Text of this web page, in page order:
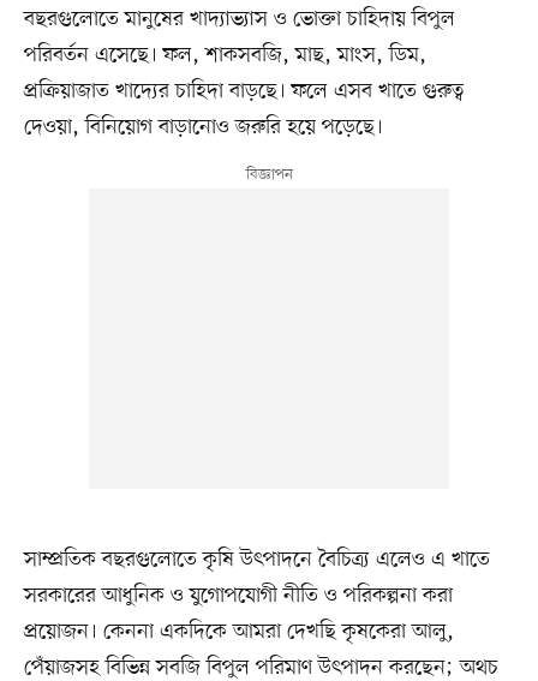
বছরগুলোতে মানুষের খাদ্যাভ্যাস ও ভোক্তা চাহিদায় বিপুল
পরিবর্তন এসেছে। ফল, শাকসবজি, মাছ, মাংস, ডিম,
প্রক্রিয়াজাত খাদ্যের চাহিদা বাড়ছে। ফলে এসব খাতে গুরুত্ব
দেওয়া, বিনিয়োগ বাড়ানোও জরুরি হয়ে পড়েছে।
সাম্প্রতিক বছরগুলোতে কৃষি উৎপাদনে বৈচিত্র্য এলেও এ খাতে
সরকারের আধুনিক ও যুগোপযোগী নীতি ও পরিকল্পনা করা
প্রয়োজন। কেননা একদিকে আমরা দেখছি কৃষকেরা আলু,
পেঁয়াজসহ বিভিন্ন সবজি বিপুল পরিমাণ উৎপাদন করছেন; অথচ